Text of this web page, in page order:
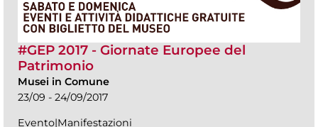
#GEP 2017 - Giornate Europee del
Patrimonio
Musei in Comune
23/09 - 24/09/2017
Evento|Manifestazioni